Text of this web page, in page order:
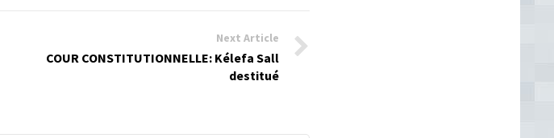
Next Article
COUR CONSTITUTIONNELLE: Kélefa Sall
destitué